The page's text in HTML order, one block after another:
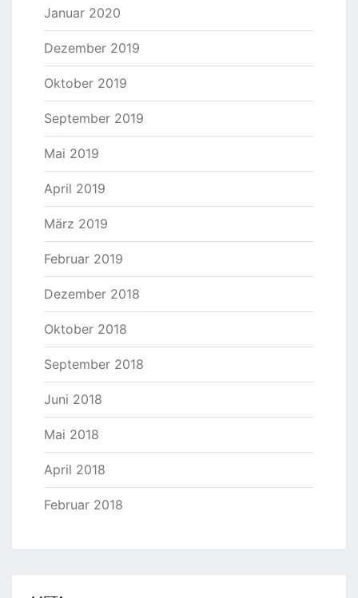
Januar 2020
Dezember 2019
Oktober 2019
September 2019
Mai 2019
April 2019
März 2019
Februar 2019
Dezember 2018
Oktober 2018
September 2018
Juni 2018
Mai 2018
April 2018
Februar 2018